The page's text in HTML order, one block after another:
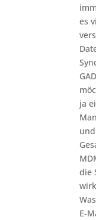
es
ja
die
E-